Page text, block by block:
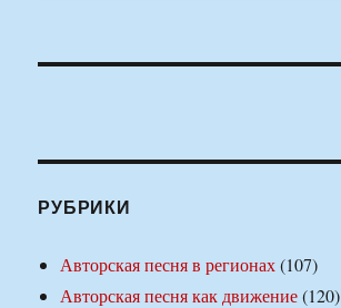
РУБРИКИ
Авторская песня в регионах(107)
Авторская песня как движение(120)